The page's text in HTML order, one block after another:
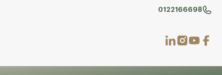
0122166698